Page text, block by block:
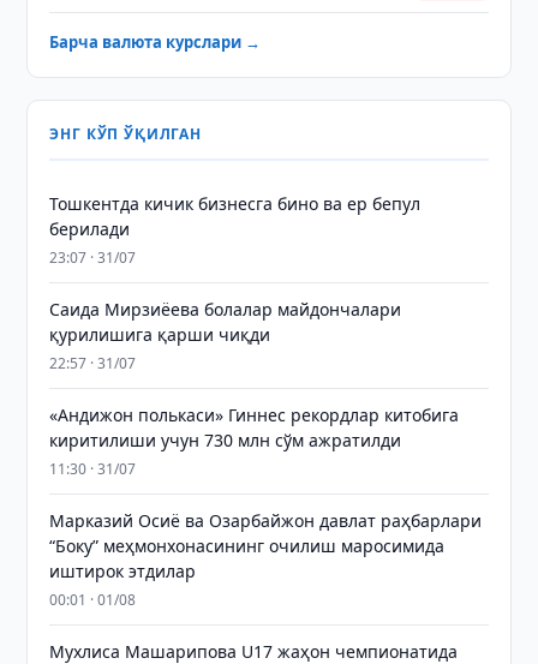
Барча валюта курслари →
ЭНГ КЎП ЎҚИЛГАН
Тошкентда кичик бизнесга бино ва ер бепул
берилади
23:07 · 31/07
Саида Мирзиёева болалар майдончалари
қурилишига қарши чиқди
22:57 · 31/07
«Андижон полькаси» Гиннес рекордлар китобига
киритилиши учун 730 млн сўм ажратилди
11:30 · 31/07
Марказий Осиё ва Озарбайжон давлат раҳбарлари
“Боку” меҳмонхонасининг очилиш маросимида
иштирок этдилар
00:01 · 01/08
Мухлиса Машарипова U17 жаҳон чемпионатида